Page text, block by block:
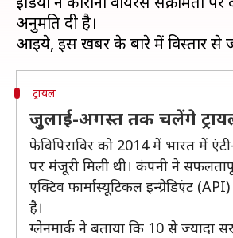
अनुमति दी है।
ट्रायल
जुलाई-अगस्त तक चलेंगे
फेविपिराविर को 2014 में भारत में
पर मंजूरी मिली थी। कंपनी ने
एक्टिव फार्मास्यूटिकल इन्ग्रेडिएंट
है।
ग्लेनमार्क ने बताया कि 10 से ज्यादा